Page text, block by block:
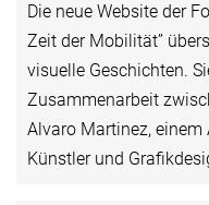
Die neue Website der
Zeit der Mobilität”
visuelle Geschichten.
Zusammenarbeit
Alvaro Martinez,
Künstler und